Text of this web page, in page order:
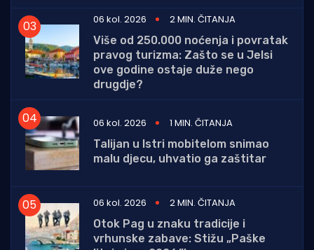
06 kol. 2026
2 MIN. ČITANJA
Više od 250.000 noćenja i povratak
pravog turizma: Zašto se u Jelsi
ove godine ostaje duže nego
drugdje?
06 kol. 2026
1 MIN. ČITANJA
Talijan u Istri mobitelom snimao
malu djecu, uhvatio ga zaštitar
06 kol. 2026
2 MIN. ČITANJA
Otok Pag u znaku tradicije i
vrhunske zabave: Stižu „Paške